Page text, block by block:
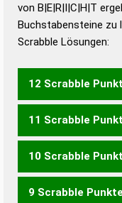
von B|E|R|I|C|H|T
Buchstabensteine zu
Scrabble Lösungen:
12 Scrabble
BEICHT BRECHT
11 Scrabble
BRICH
10 Scrabble
REICHT RICHTE
9 Scrabble Punkte